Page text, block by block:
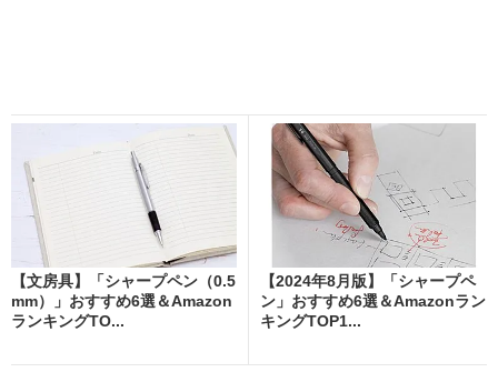
【文房具】「シャープペン（0.5
mm）」おすすめ6選＆Amazon
ランキングTO...
【2024年8月版】「シャープペ
ン」おすすめ6選＆Amazonラン
キングTOP1...